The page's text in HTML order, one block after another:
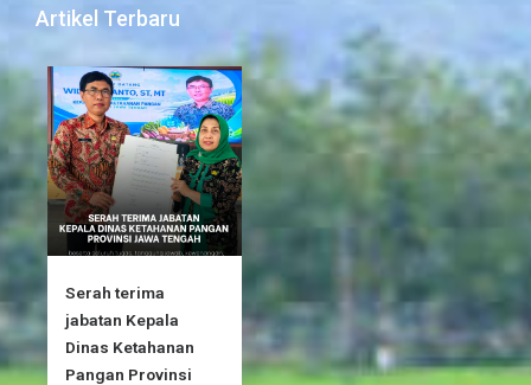
b
o
k
-
f
t
r
g
r
a
m
Artikel Terbaru
Serah terima
jabatan Kepala
Dinas Ketahanan
Pangan Provinsi